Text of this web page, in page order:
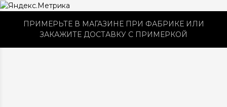
ПРИМЕРЬТЕ В МАГАЗИНЕ ПРИ ФАБРИКЕ ИЛИ
ЗАКАЖИТЕ ДОСТАВКУ С ПРИМЕРКОЙ